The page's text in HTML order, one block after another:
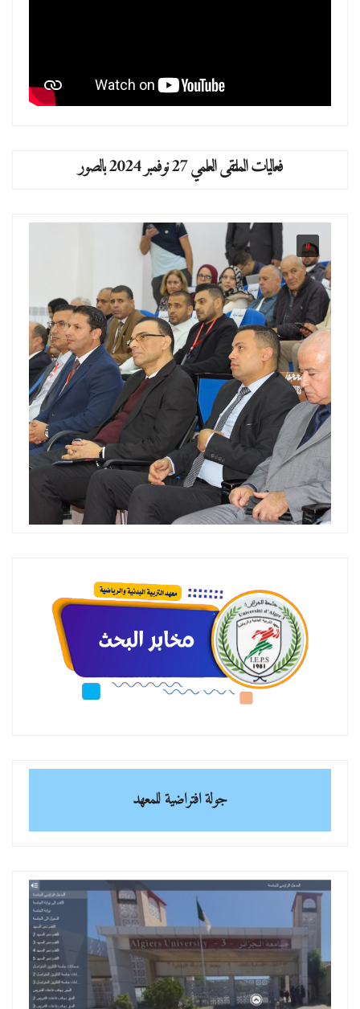
فعاليات الملتقى العلمي 27 نوفمبر 2024 بالصور
جولة افتراضية للمعهد